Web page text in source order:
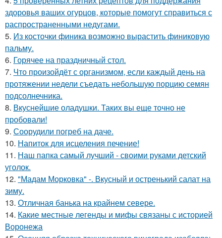
здоровья ваших огурцов, которые помогут справиться с
распространенными недугами.
5. Из косточки финика возможно вырастить финиковую
пальму.
6. Горячее на праздничный стол.
7. Что произойдёт с организмом, если каждый день на
протяжении недели съедать небольшую порцию семян
подсолнечника.
8. Вкуснейшие оладушки. Таких вы еще точно не
пробовали!
9. Соорудили погреб на даче.
10. Напиток для исцеления печение!
11. Наш папка самый лучший - своими руками детский
уголок.
12. "Мадам Морковка" -. Вкусный и остренький салат на
зиму.
13. Отличная банька на крайнем севере.
14. Какие местные легенды и мифы связаны с историей
Воронежа